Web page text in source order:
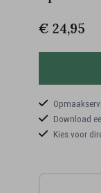
€ 24,95
Download
Kies voor